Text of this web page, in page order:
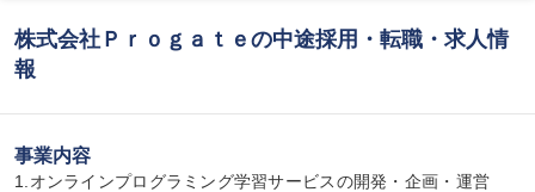
株式会社Ｐｒｏｇａｔｅの中途採用・転職・求人情
報
事業内容
1.オンラインプログラミング学習サービスの開発・企画・運営